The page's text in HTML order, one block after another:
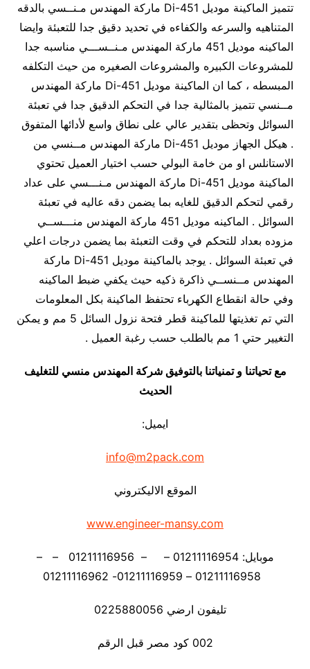
تتميز الماكينة موديل 451-Di ماركة المهندس مـنــسي بالدقه
المتناهيه والسرعه والكفاءه في تحديد دقيق جدا للتعبئة وايضا
الماكينه موديل 451 ماركة المهندس مـنــســـي مناسبه جدا
للمشروعات الكبيره والمشروعات الصغيره من حيث التكلفه
المبسطه ، كما ان الماكينة موديل 451-Di ماركة المهندس
مــنسي تتميز بالمثالية جدا في التحكم الدقيق جدا في تعبئة
السوائل وتحظى بتقدير عالي على نطاق واسع لأدائها المتفوق
. هيكل الجهاز موديل 451-Di ماركة المهندس مــنسي من
الاستانلس او من خامة البولي حسب اختيار العميل تحتوي
الماكينة موديل 451-Di ماركة المهندس مـنـــسي على عداد
رقمي لتحكم الدقيق للغايه بما يضمن دقه عاليه في تعبئة
السوائل . الماكينه موديل 451 ماركة المهندس منـــســي
مزوده بعداد للتحكم في وقت التعبئة بما يضمن درجات اعلي
في تعبئة السوائل . يوجد بالماكينة موديل 451-Di ماركة
المهندس مــنســي ذاكرة ذكيه حيث يكفي ضبط الماكينه
وفي حالة انقطاع الكهرباء تحتفظ الماكينة بكل المعلومات
التي تم تغذيتها للماكينة قطر فتحة نزول السائل 5 مم و يمكن
التغيير حتي 1 مم بالطلب حسب رغبة العميل .
مع تحياتنا و تمنياتنا بالتوفيق شركة المهندس منسي للتغليف
الحديث
ايميل:
info@m2pack.com
الموقع الاليكتروني
www.engineer-mansy.com
موبايل: 01211116954 – – 01211116956 – –
تليفون ارضي 0225880056
002 كود مصر قبل الرقم